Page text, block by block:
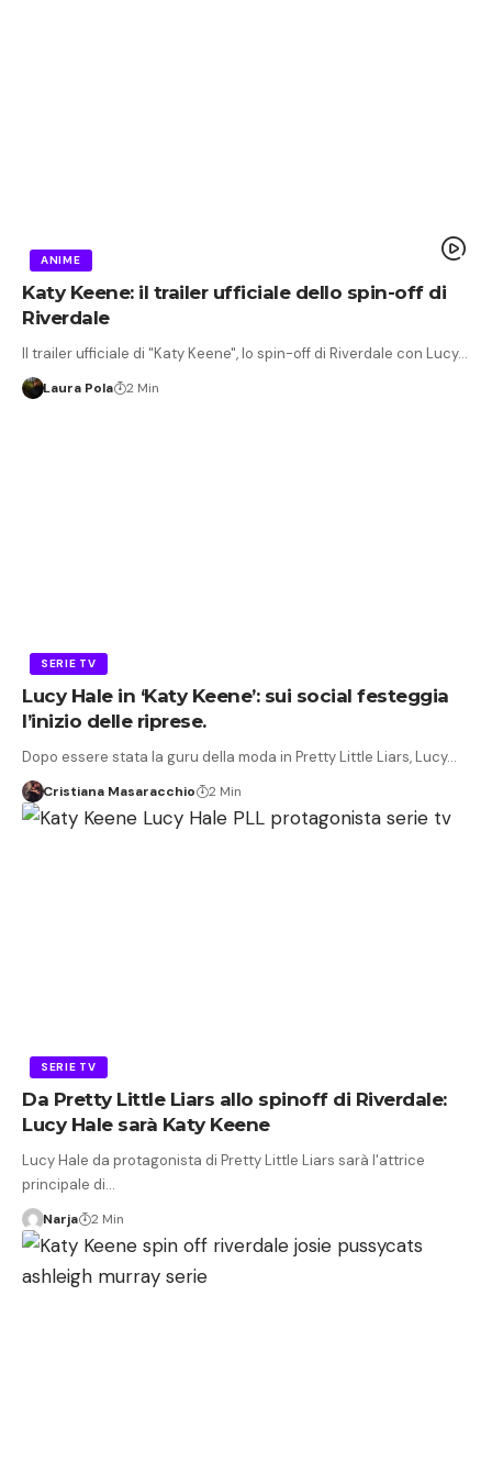
ANIME
Katy Keene: il trailer ufficiale dello spin-off di
Riverdale
Il trailer ufficiale di "Katy Keene", lo spin-off di Riverdale con Lucy…
Laura Pola 2 Min
SERIE TV
Lucy Hale in ‘Katy Keene’: sui social festeggia
l’inizio delle riprese.
Dopo essere stata la guru della moda in Pretty Little Liars, Lucy…
Cristiana Masaracchio 2 Min
SERIE TV
Da Pretty Little Liars allo spinoff di Riverdale:
Lucy Hale sarà Katy Keene
Lucy Hale da protagonista di Pretty Little Liars sarà l'attrice
principale di…
Narja 2 Min